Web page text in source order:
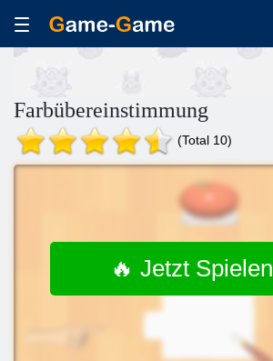
Farbübereinstimmung
(Total 10)
🔥 Jetzt Spielen